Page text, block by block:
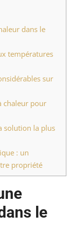
dans le
températures
sur
chaleur pour
solution la plus
: un
propriété
le